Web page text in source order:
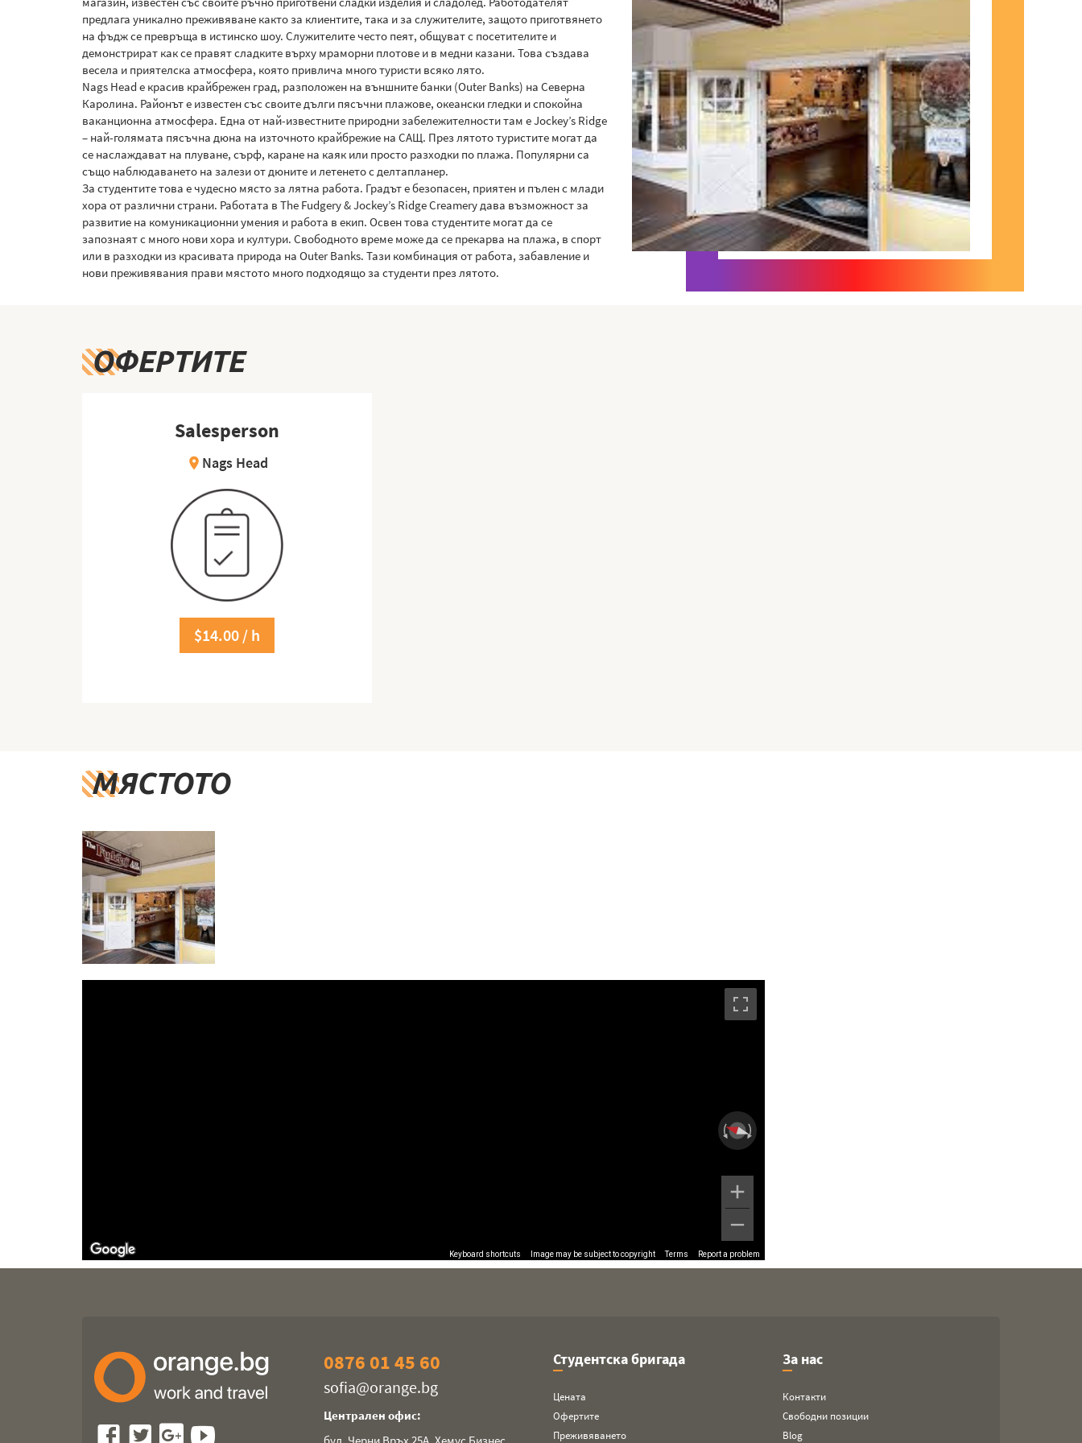
предлага уникално преживяване както за клиентите, така и за служителите, защото приготвянето
на фъдж се превръща в истинско шоу. Служителите често пеят, общуват с посетителите и
демонстрират как се правят сладките върху мраморни плотове и в медни казани. Това създава
весела и приятелска атмосфера, която привлича много туристи всяко лято.
Nags Head е красив крайбрежен град, разположен на външните банки (Outer Banks) на Северна
Каролина. Районът е известен със своите дълги пясъчни плажове, океански гледки и спокойна
ваканционна атмосфера. Една от най-известните природни забележителности там е Jockey’s Ridge
– най-голямата пясъчна дюна на източното крайбрежие на САЩ. През лятото туристите могат да
се наслаждават на плуване, сърф, каране на каяк или просто разходки по плажа. Популярни са
също наблюдаването на залези от дюните и летенето с делтапланер.
За студентите това е чудесно място за лятна работа. Градът е безопасен, приятен и пълен с млади
хора от различни страни. Работата в The Fudgery & Jockey’s Ridge Creamery дава възможност за
развитие на комуникационни умения и работа в екип. Освен това студентите могат да се
запознаят с много нови хора и култури. Свободното време може да се прекарва на плажа, в спорт
или в разходки из красивата природа на Outer Banks. Тази комбинация от работа, забавление и
нови преживявания прави мястото много подходящо за студенти през лятото.
ОФЕРТИТЕ
Salesperson
location_on Nags Head
$14.00 / h
МЯСТОТО
Keyboard shortcuts Image may be subject to copyright Terms Report a problem
0876 01 45 60
sofia@orange.bg
Централен офис:
Студентска бригада
Цената
Офертите
Преживяването
За нас
Контакти
Свободни позиции
Blog